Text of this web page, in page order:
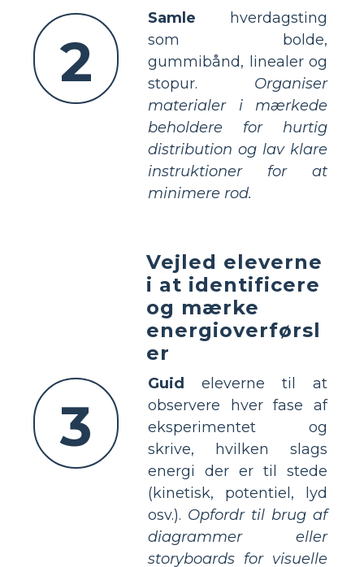
2
Samle hverdagsting
som bolde,
gummibånd, linealer og
stopur. Organiser
materialer i mærkede
beholdere for hurtig
distribution og lav klare
instruktioner for at
minimere rod.
3
Vejled eleverne
i at identificere
og mærke
energioverførsl
er
Guid
eleverne til at
observere hver fase af
eksperimentet og
skrive, hvilken slags
energi der er til stede
(kinetisk, potentiel, lyd
osv.). Opfordr til brug af
diagrammer eller
storyboards for visuelle